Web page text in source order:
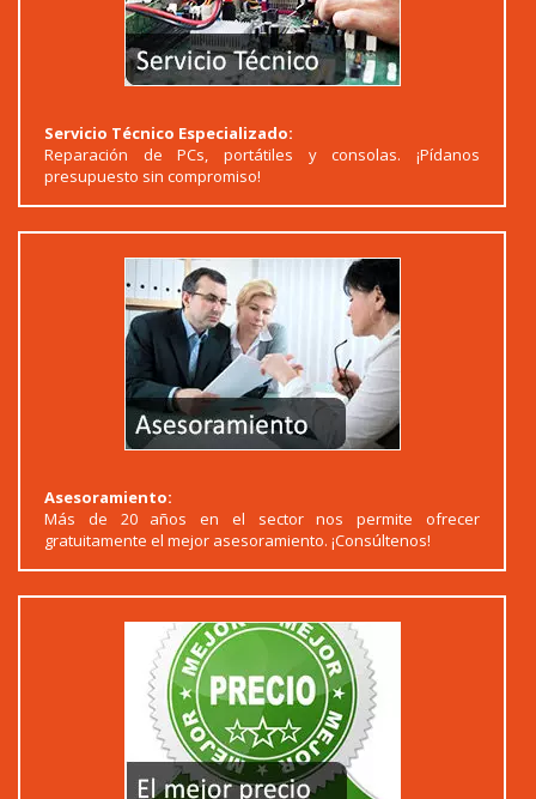
Servicio Técnico Especializado:
Reparación de PCs, portátiles y consolas. ¡Pídanos
presupuesto sin compromiso!
Asesoramiento:
Más de 20 años en el sector nos permite ofrecer
gratuitamente el mejor asesoramiento. ¡Consúltenos!